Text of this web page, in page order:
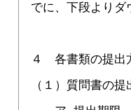
でに、下段よりダ
４ 各書類の提出
（１）質問書の提